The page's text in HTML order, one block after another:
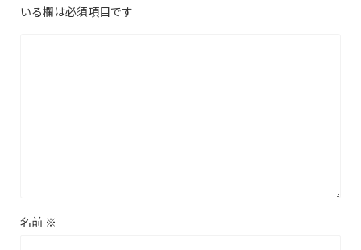
いる欄は必須項目です
名前 ※